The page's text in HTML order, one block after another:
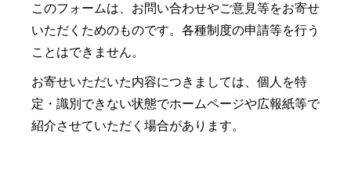
このフォームは、お問い合わせやご意見等をお寄せ
いただくためのものです。各種制度の申請等を行う
ことはできません。
お寄せいただいた内容につきましては、個人を特
定・識別できない状態でホームページや広報紙等で
紹介させていただく場合があります。